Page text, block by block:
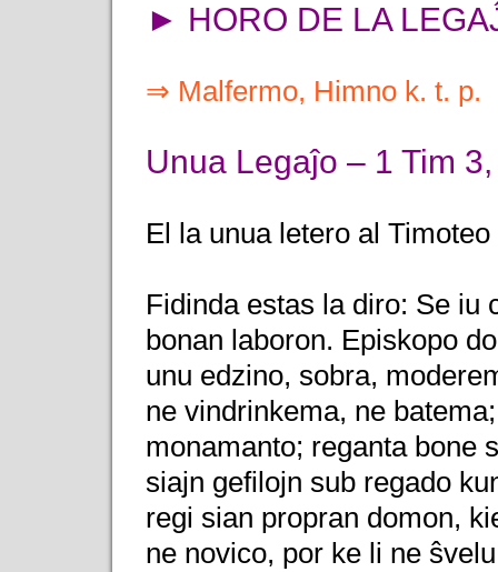
► HORO DE LA
⇒ Malfermo, Himno k. t. p.
Unua Legaĵo – 1 Tim
El la unua letero al Timoteo
Fidinda estas la diro: Se iu
bonan laboron. Episkopo
unu edzino, sobra,
ne vindrinkema, ne
monamanto; reganta bone
siajn gefilojn sub regado
regi sian propran domon,
ne novico, por ke li ne